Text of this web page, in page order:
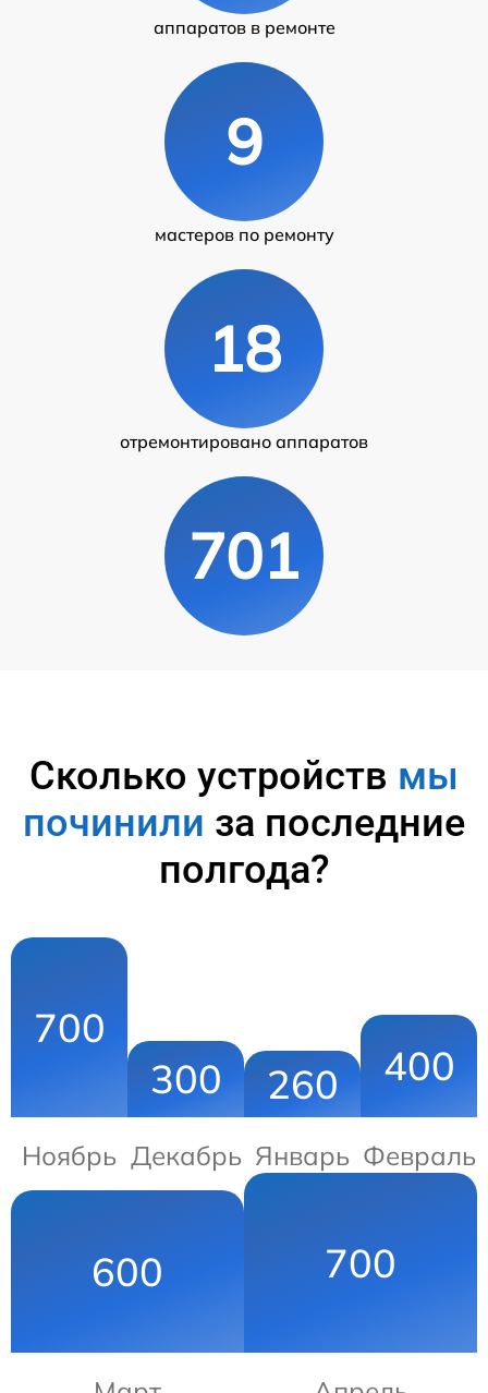
аппаратов в ремонте
9
мастеров по ремонту
18
отремонтировано аппаратов
701
Сколько устройств мы
починили за последние
полгода?
700
Ноябрь
300
Декабрь
260
Январь
400
Февраль
600 700